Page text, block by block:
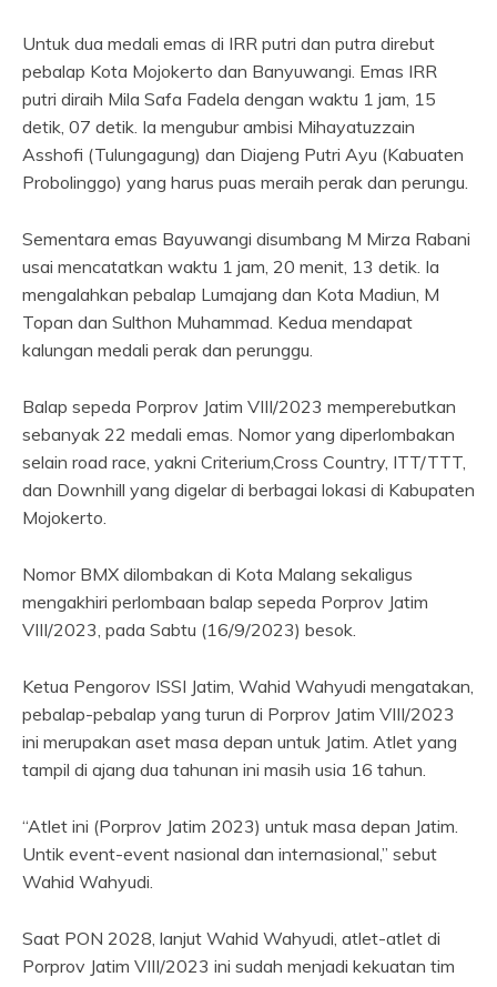
Untuk dua medali emas di IRR putri dan putra direbut
pebalap Kota Mojokerto dan Banyuwangi. Emas IRR
putri diraih Mila Safa Fadela dengan waktu 1 jam, 15
detik, 07 detik. Ia mengubur ambisi Mihayatuzzain
Asshofi (Tulungagung) dan Diajeng Putri Ayu (Kabuaten
Probolinggo) yang harus puas meraih perak dan perungu.
Sementara emas Bayuwangi disumbang M Mirza Rabani
usai mencatatkan waktu 1 jam, 20 menit, 13 detik. Ia
mengalahkan pebalap Lumajang dan Kota Madiun, M
Topan dan Sulthon Muhammad. Kedua mendapat
kalungan medali perak dan perunggu.
Balap sepeda Porprov Jatim VIII/2023 memperebutkan
sebanyak 22 medali emas. Nomor yang diperlombakan
selain road race, yakni Criterium,Cross Country, ITT/TTT,
dan Downhill yang digelar di berbagai lokasi di Kabupaten
Mojokerto.
Nomor BMX dilombakan di Kota Malang sekaligus
mengakhiri perlombaan balap sepeda Porprov Jatim
VIII/2023, pada Sabtu (16/9/2023) besok.
Ketua Pengorov ISSI Jatim, Wahid Wahyudi mengatakan,
pebalap-pebalap yang turun di Porprov Jatim VIII/2023
ini merupakan aset masa depan untuk Jatim. Atlet yang
tampil di ajang dua tahunan ini masih usia 16 tahun.
“Atlet ini (Porprov Jatim 2023) untuk masa depan Jatim.
Untik event-event nasional dan internasional,” sebut
Wahid Wahyudi.
Saat PON 2028, lanjut Wahid Wahyudi, atlet-atlet di
Porprov Jatim VIII/2023 ini sudah menjadi kekuatan tim